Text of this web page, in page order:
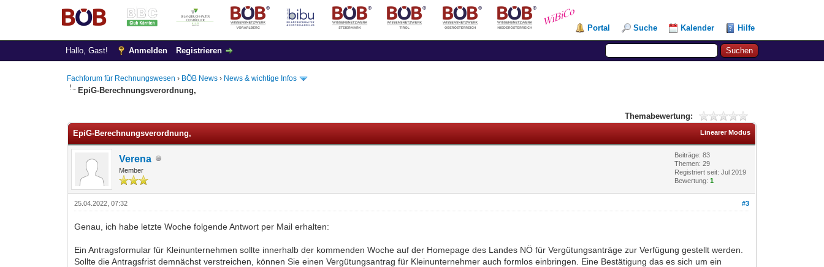
Portal Suche Kalender Hilfe
Hallo, Gast! Anmelden Registrieren
Fachforum für Rechnungswesen › BÖB News › News & wichtige Infos
EpiG-Berechnungsverordnung,
Themabewertung:
Linearer Modus
EpiG-Berechnungsverordnung,
Verena
Member
Beiträge: 83
Themen: 29
Registriert seit: Jul 2019
Bewertung:1
#3
25.04.2022, 07:32
Genau, ich habe letzte Woche folgende Antwort per Mail erhalten:
Ein Antragsformular für Kleinunternehmen sollte innerhalb der kommenden Woche auf der Homepage des Landes NÖ für Vergütungsanträge zur Verfügung gestellt werden.
Sollte die Antragsfrist demnächst verstreichen, können Sie einen Vergütungsantrag für Kleinunternehmer auch formlos einbringen. Eine Bestätigung das es sich um ein